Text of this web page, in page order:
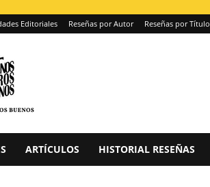
Editoriales Reseñas por Autor Reseñas por Título
ARTÍCULOS HISTORIAL RESEÑAS